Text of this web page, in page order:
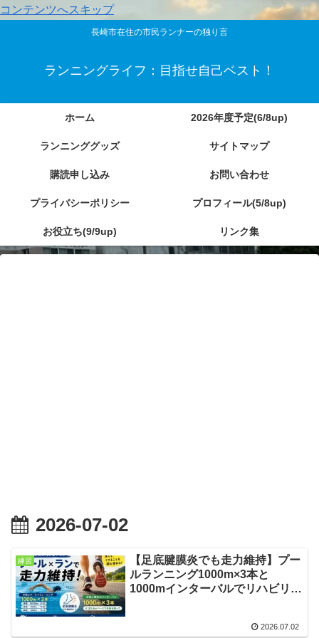
コンテンツへスキップ
長崎市在住の市民ランナーの独り言
ランニングライフ：目指せ自己ベスト！
ホーム 2026年度予定(6/8up)
ランニンググッズ サイトマップ
購読申し込み お問い合わせ
プライバシーポリシー プロフィール(5/8up)
お役立ち(9/9up) リンク集
2026-07-02
練習
【足底腱膜炎でも走力維持】プー
ルランニング1000m×3本と
1000mインターバルでリハビリ練
2026.07.02